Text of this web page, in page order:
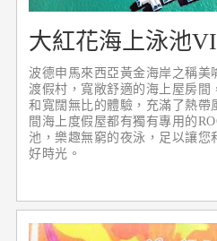
大紅花海上泳池
波德申馬來西亞黃金海岸之稱美
渡假村，寬敞舒適的海上屋房間
和寬闊無比的體驗，充滿了熱帶
間海上度假屋都有獨有專用的
池，樂趣無窮的夜泳，足以讓您
好時光。